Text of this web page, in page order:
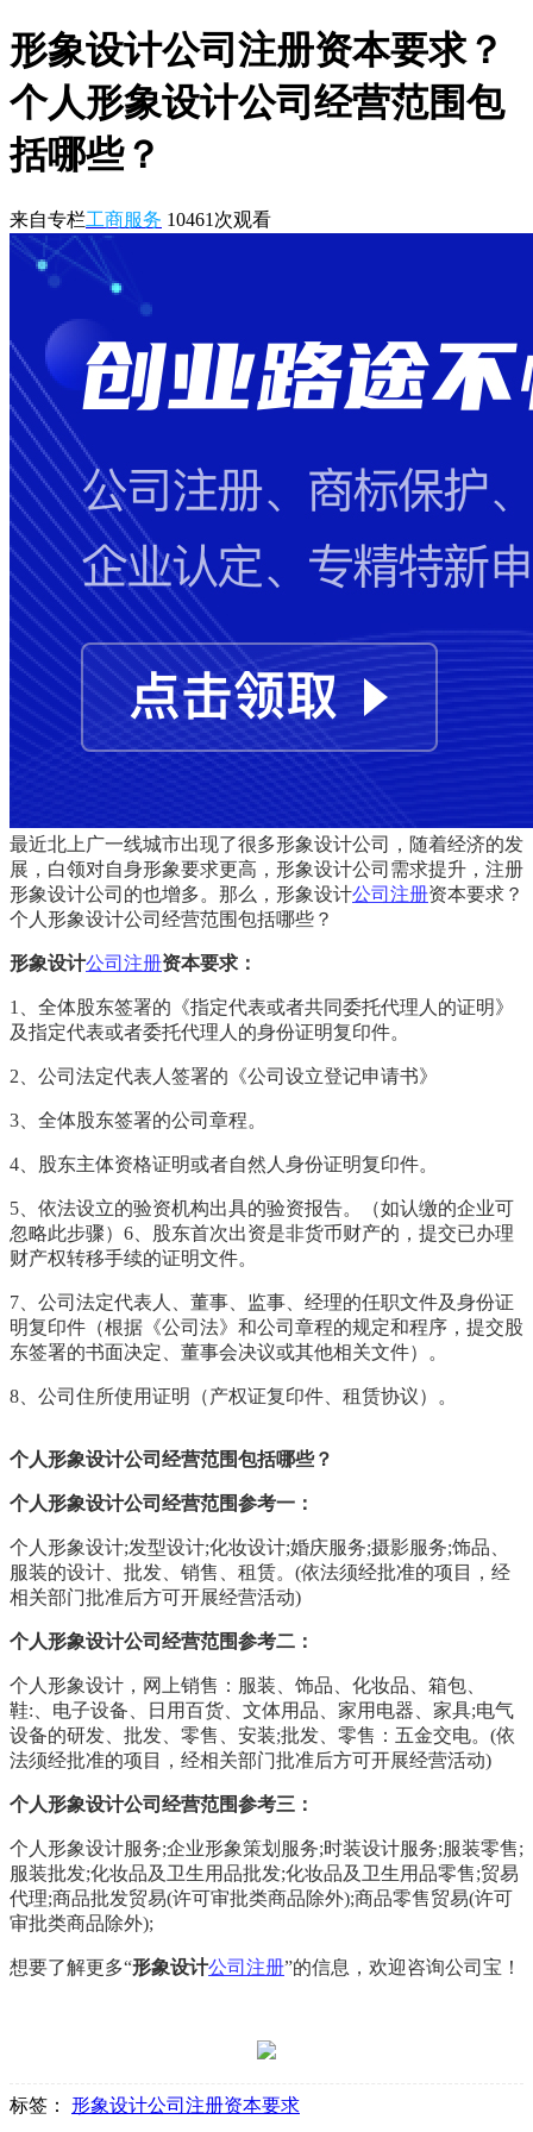
形象设计公司注册资本要求？
个人形象设计公司经营范围包
括哪些？
来自专栏工商服务 10461 次观看
最近北上广一线城市出现了很多形象设计公司，随着经济的发
展，白领对自身形象要求更高，形象设计公司需求提升，注册
形象设计公司的也增多。那么，形象设计公司注册资本要求？
个人形象设计公司经营范围包括哪些？
形象设计公司注册资本要求：
1、全体股东签署的《指定代表或者共同委托代理人的证明》
及指定代表或者委托代理人的身份证明复印件。
2、公司法定代表人签署的《公司设立登记申请书》
3、全体股东签署的公司章程。
4、股东主体资格证明或者自然人身份证明复印件。
5、依法设立的验资机构出具的验资报告。（如认缴的企业可
忽略此步骤）6、股东首次出资是非货币财产的，提交已办理
财产权转移手续的证明文件。
7、公司法定代表人、董事、监事、经理的任职文件及身份证
明复印件（根据《公司法》和公司章程的规定和程序，提交股
东签署的书面决定、董事会决议或其他相关文件）。
8、公司住所使用证明（产权证复印件、租赁协议）。
个人形象设计公司经营范围包括哪些？
个人形象设计公司经营范围参考一：
个人形象设计;发型设计;化妆设计;婚庆服务;摄影服务;饰品、
服装的设计、批发、销售、租赁。(依法须经批准的项目，经
相关部门批准后方可开展经营活动)
个人形象设计公司经营范围参考二：
个人形象设计，网上销售：服装、饰品、化妆品、箱包、
鞋:、电子设备、日用百货、文体用品、家用电器、家具;电气
设备的研发、批发、零售、安装;批发、零售：五金交电。(依
法须经批准的项目，经相关部门批准后方可开展经营活动)
个人形象设计公司经营范围参考三：
个人形象设计服务;企业形象策划服务;时装设计服务;服装零售;
服装批发;化妆品及卫生用品批发;化妆品及卫生用品零售;贸易
代理;商品批发贸易(许可审批类商品除外);商品零售贸易(许可
审批类商品除外);
想要了解更多“形象设计公司注册”的信息，欢迎咨询公司宝！
标签： 形象设计公司注册资本要求